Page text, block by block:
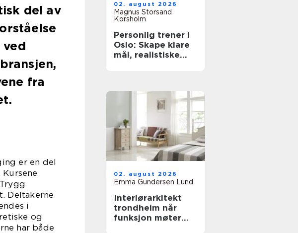
del av
fra
er en del
Deltakerne
i
og
har både
02. august 2026
Magnus Storsand
Korsholm
Personlig trener i
Oslo: Skape klare
mål, realistiske
02. august 2026
Emma Gundersen Lund
Interiørarkitekt
trondheim når
funksjon møter